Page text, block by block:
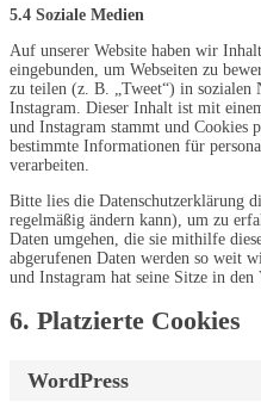
5.4 Soziale Medien
Auf unserer Website haben wir
eingebunden, um Webseiten zu
zu teilen (z. B. „Tweet“) in sozialen
Instagram. Dieser Inhalt ist mit
und Instagram stammt und Cookies
bestimmte Informationen für
verarbeiten.
Bitte lies die Datenschutzerklärung
regelmäßig ändern kann), um zu
Daten umgehen, die sie mithilfe
abgerufenen Daten werden so weit
und Instagram hat seine Sitze in den
6. Platzierte Cookies
WordPress